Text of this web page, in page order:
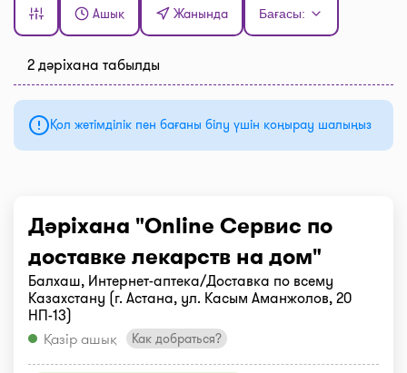
Ашық Жанында Бағасы:
2 дәріхана табылды
Қол жетімділік пен бағаны білу үшін қоңырау шалыңыз
Дәріхана "Online Сервис по
доставке лекарств на дом"
Балхаш, Интернет-аптека/Доставка по всему
Казахстану (г. Астана, ул. Касым Аманжолов, 20
НП-13)
Қазір ашық
Как добраться?